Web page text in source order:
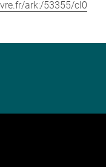
ark:/53355/cl0